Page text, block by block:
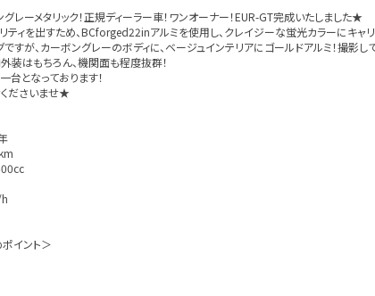
レーメタリック！正規ディーラー車！ワンオーナー！EUR-GT完成いたしました★
ティを出すため、BCforged22inアルミを使用し、クレイジーな蛍光カラーにキャリ
すが、カーボングレーのボディに、ベージュインテリアにゴールドアルミ！撮
装はもちろん、機関面も程度抜群！
となっております！
ださいませ★
イント＞
車